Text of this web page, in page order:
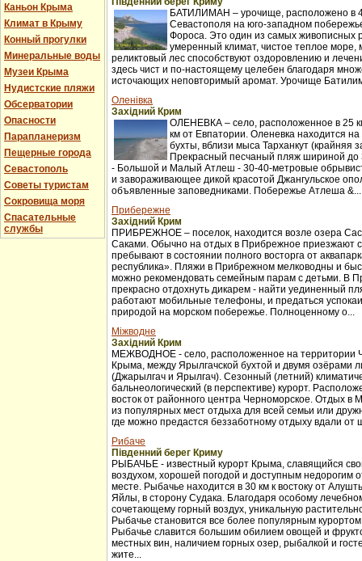
Каньон Крыма
Климат в Крыму
Конный прогулки
Минеральные воды
Музеи Крыма
Нудистские пляжи
Обсерватории
Опасности
Парапланеризм
Пещерные города
Севастополь
Советы туристам
Сокровища моря
Спасательные
службы
БАТИЛИМАН – урочище, расположено в
Севастополя на юго-западном
Фороса. Это один из самых живописных
умеренный климат, чистое теплое
реликтовый лес способствуют оздоровлению и
здесь чист и по-настоящему целебен благодаря
источающих неповторимый аромат. Урочище
Оленівка
Західний Крим
ОЛЕНЕВКА – село, расположенное в 25
км от Евпатории. Оленевка находится
бухты, вблизи мыса Тарханкут (крайняя
Прекрасный песчаный пляж шириной до
- Большой и Малый Атлеш - 30-40-метровые
и завораживающее дикой красотой Джангульское
объявленные заповедниками. Побережье Атлеша &...
Прибережне
Західний Крим
ПРИБРЕЖНОЕ – поселок, находится возле озера
Саками. Обычно на отдых в Прибрежное приезжают
пребывают в состоянии полного восторга от
республика». Пляжи в Прибрежном мелководны и
можно рекомендовать семейным парам с детьми. В
прекрасно отдохнуть дикарем - найти уединенный
работают мобильные телефоны, и предаться
природой на морском побережье. Полноценному о...
Міжводне
Західний Крим
МЕЖВОДНОЕ - село, расположенное на территории
Крыма, между Ярылгачской бухтой и двумя озёрами
(Джарылгач и Ярылгач). Сезонный (летний)
бальнеологический (в перспективе) курорт.
восток от районного центра Черноморское. Отдых в
из популярных мест отдыха для всей семьи или
где можно предастся беззаботному отдыху вдали от
Рибаче
Південний берег Криму
РЫБАЧЬЕ - известный курорт Крыма, славящийся
воздухом, хорошей погодой и доступным недорогим
месте. Рыбачье находится в 30 км к востоку от
Яйлы, в сторону Судака. Благодаря особому
сочетающему горный воздух, уникальную
Рыбачье становится все более популярным
Рыбачье славится большим обилием овощей и
местных вин, наличием горных озер, рыбалкой и
жите...